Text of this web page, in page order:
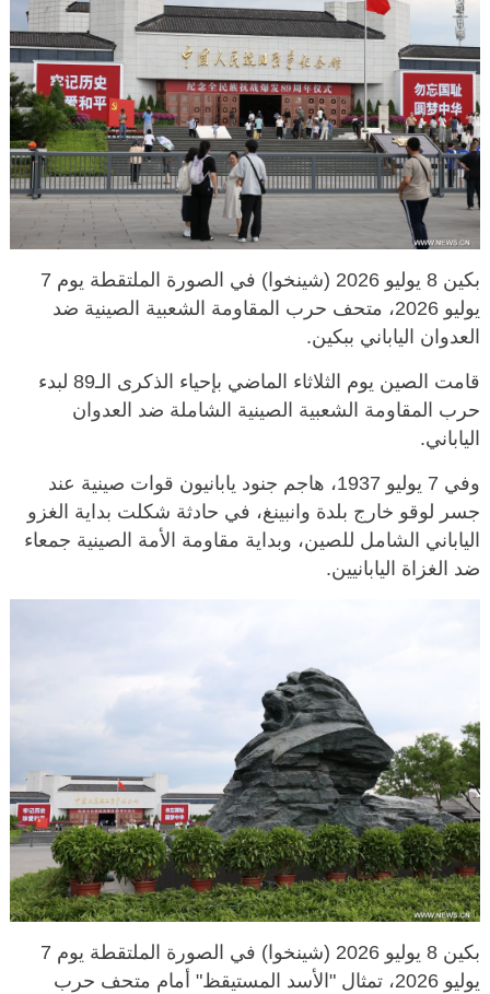
بكين 8 يوليو 2026 (شينخوا) في الصورة الملتقطة يوم 7
يوليو 2026، متحف حرب المقاومة الشعبية الصينية ضد
العدوان الياباني ببكين.
قامت الصين يوم الثلاثاء الماضي بإحياء الذكرى الـ89 لبدء
حرب المقاومة الشعبية الصينية الشاملة ضد العدوان
الياباني.
وفي 7 يوليو 1937، هاجم جنود يابانيون قوات صينية عند
جسر لوقو خارج بلدة وانبينغ، في حادثة شكلت بداية الغزو
الياباني الشامل للصين، وبداية مقاومة الأمة الصينية جمعاء
ضد الغزاة اليابانيين.
بكين 8 يوليو 2026 (شينخوا) في الصورة الملتقطة يوم 7
يوليو 2026، تمثال "الأسد المستيقظ" أمام متحف حرب